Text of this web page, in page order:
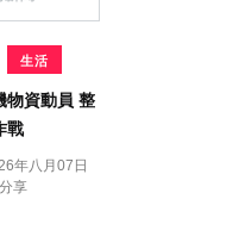
生活
物資動員 整
戰
年八月07日
享